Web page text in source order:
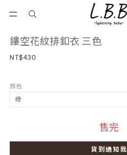
鏤空花紋排釦衣 三色
NT$430
顏色
售完
貨到通知我